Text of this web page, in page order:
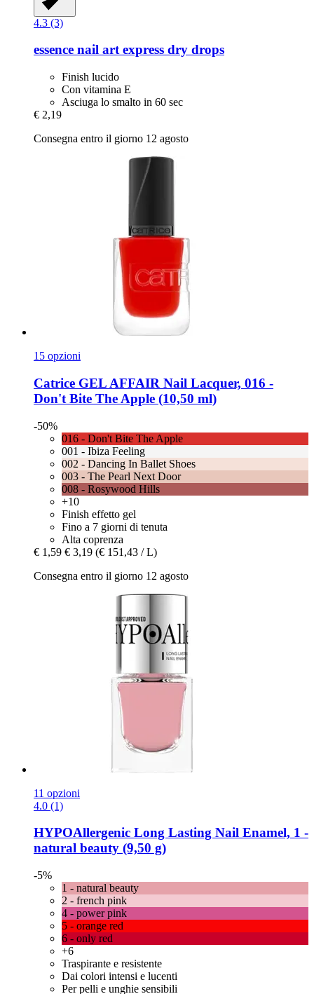
4.3 (3)
essence nail art express dry drops
Finish lucido
Con vitamina E
Asciuga lo smalto in 60 sec
€ 2,19
Consegna entro il giorno 12 agosto
15 opzioni
Catrice GEL AFFAIR Nail Lacquer, 016 -​
Don't Bite The Apple (10,50 ml)
-50%
016 - Don't Bite The Apple
001 - Ibiza Feeling
002 - Dancing In Ballet Shoes
003 - The Pearl Next Door
008 - Rosywood Hills
+10
Finish effetto gel
Fino a 7 giorni di tenuta
Alta coprenza
€ 1,59 € 3,19 (€ 151,43 / L)
Consegna entro il giorno 12 agosto
11 opzioni
4.0 (1)
HYPOAllergenic Long Lasting Nail Enamel, 1 -​
natural beauty (9,50 g)
-5%
1 - natural beauty
2 - french pink
4 - power pink
5 - orange red
6 - only red
+6
Traspirante e resistente
Dai colori intensi e lucenti
Per pelli e unghie sensibili